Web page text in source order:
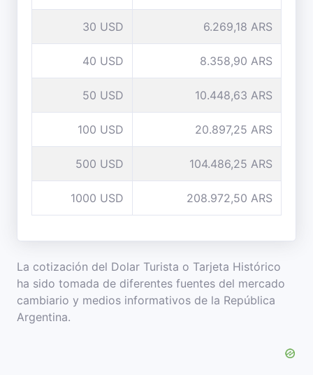
30 USD 6.269,18 ARS
40 USD 8.358,90 ARS
50 USD 10.448,63 ARS
100 USD 20.897,25 ARS
500 USD 104.486,25 ARS
1000 USD 208.972,50 ARS
La cotización del Dolar Turista o Tarjeta Histórico
ha sido tomada de diferentes fuentes del mercado
cambiario y medios informativos de la República
Argentina.